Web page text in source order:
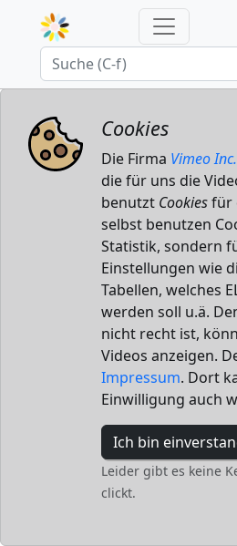
Cookies
Die Firma Vimeo Inc.
die für uns die
benutzt Cookiesfür
selbst benutzen
Statistik, sondern
Einstellungen wie
Tabellen, welches
werden soll u.ä.
nicht recht ist,
Videos anzeigen.
Impressum. Dort
Einwilligung auch
Ich bin
Leider gibt es keine
clickt.